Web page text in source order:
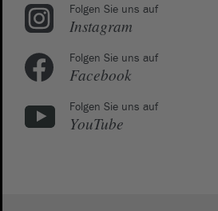
Folgen Sie uns auf
Instagram
Folgen Sie uns auf
Facebook
Folgen Sie uns auf
YouTube